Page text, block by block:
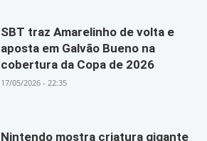
SBT traz Amarelinho de volta e
aposta em Galvão Bueno na
cobertura da Copa de 2026
17/05/2026 - 22:35
Nintendo mostra criatura gigante